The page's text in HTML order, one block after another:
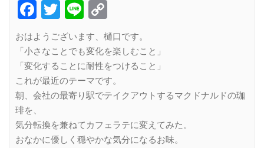
Facebook
Twitter
Line
Link
おはようございます、樋口です。
「小さなことでも変化を楽しむこと」
「変化することに耐性をつけること」
これが最近のテーマです。
朝、会社の最寄り駅でテイクアウトするマクドナルドの珈
琲を、
気分転換を兼ねてカフェラテに変えてみた。
おなかに優しく穏やかな気分になるお味。